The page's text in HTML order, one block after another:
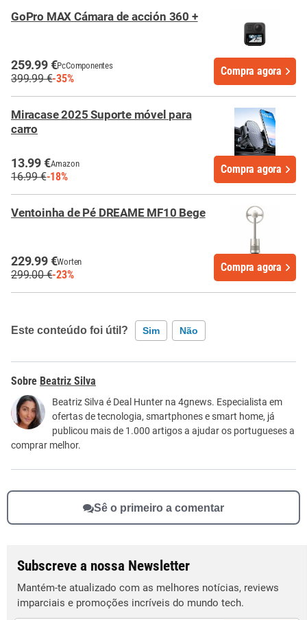
GoPro MAX Cámara de acción 360 +
259.99 €PcComponentes
399.99 €-35%
Compra agora
Miracase 2025 Suporte móvel para
carro
13.99 €Amazon
16.99 €-18%
Compra agora
Ventoinha de Pé DREAME MF10 Bege
229.99 €Worten
299.00 €-23%
Compra agora
Este conteúdo foi útil? Sim Não
Este conteúdo contém informação incorreta
Este conteúdo não tem a informação que procuro
Outro
Beatriz Silva
Beatriz Silva é Deal Hunter na 4gnews. Especialista em
ofertas de tecnologia, smartphones e smart home, já
publicou mais de 1.000 artigos a ajudar os portugueses a
comprar melhor.
Sê o primeiro a comentar
Subscreve a nossa Newsletter
Mantém-te atualizado com as melhores notícias, reviews
imparciais e promoções incríveis do mundo tech.